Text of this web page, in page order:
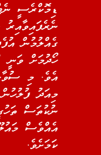
ޑިމޮކްރެސީ
ގެއްލުމުން
ހޯދުމަށް ވަނީ
އެވެ. މި
މިއަދު
ނުކުތަސް
އެއްވެސް
ކަމަށެވެ.